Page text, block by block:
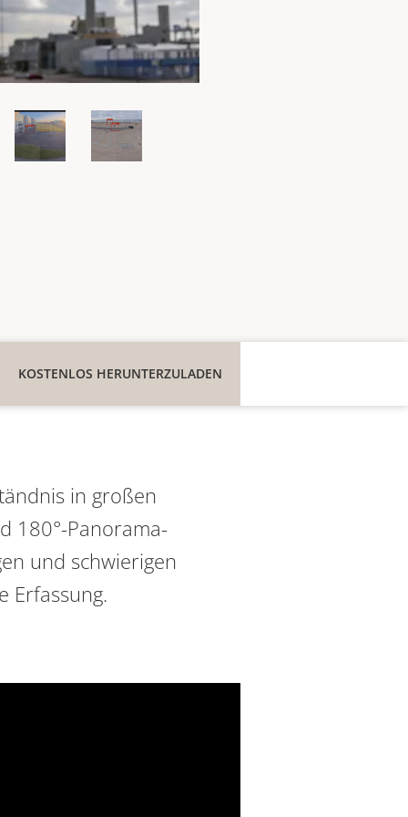
KOSTENLOS HERUNTERZULADEN
in großen
180°-Panorama-
und schwierigen
Erfassung.